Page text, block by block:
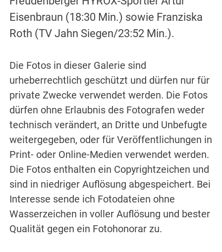
Eisenbraun (18:30 Min.) sowie Franziska
Roth (TV Jahn Siegen/23:52 Min.).
Die Fotos in dieser Galerie sind
urheberrechtlich geschützt und dürfen nur für
private Zwecke verwendet werden. Die Fotos
dürfen ohne Erlaubnis des Fotografen weder
technisch verändert, an Dritte und Unbefugte
weitergegeben, oder für Veröffentlichungen in
Print- oder Online-Medien verwendet werden.
Die Fotos enthalten ein Copyrightzeichen und
sind in niedriger Auflösung abgespeichert. Bei
Interesse sende ich Fotodateien ohne
Wasserzeichen in voller Auflösung und bester
Qualität gegen ein Fotohonorar zu.